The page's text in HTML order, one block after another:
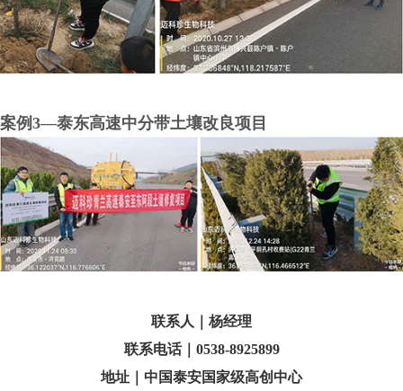
案例3—泰东高速中分带土壤改良项目
联系人｜杨经理
联系电话｜0538-8925899
地址｜中国泰安国家级高创中心